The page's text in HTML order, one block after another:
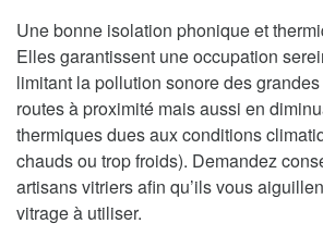
Une bonne isolation phonique et
Elles garantissent une occupation
limitant la pollution sonore des
routes à proximité mais aussi en
thermiques dues aux conditions
chauds ou trop froids). Demandez
artisans vitriers afin qu’ils vous
vitrage à utiliser.